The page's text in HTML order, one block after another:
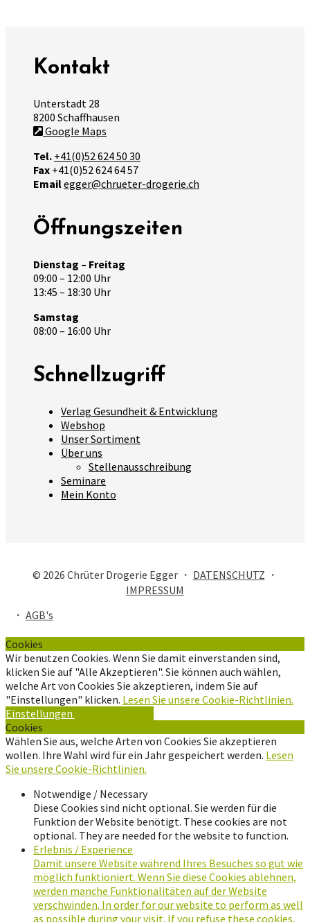
Kontakt
Unterstadt 28
8200 Schaffhausen
Google Maps
Tel. +41(0)52 624 50 30
Fax +41(0)52 624 64 57
Emailegger@chrueter-drogerie.ch
Öffnungszeiten
Dienstag – Freitag
09:00 – 12:00 Uhr
13:45 – 18:30 Uhr
Samstag
08:00 – 16:00 Uhr
Schnellzugriff
Verlag Gesundheit & Entwicklung
Webshop
Unser Sortiment
Über uns
Stellenausschreibung
Seminare
Mein Konto
© 2026 Chrüter Drogerie Egger ・ DATENSCHUTZ ・
IMPRESSUM
・ AGB's
Cookies
Wir benutzen Cookies. Wenn Sie damit einverstanden sind,
klicken Sie auf "Alle Akzeptieren". Sie können auch wählen,
welche Art von Cookies Sie akzeptieren, indem Sie auf
"Einstellungen" klicken. Lesen Sie unsere Cookie-Richtlinien.
Einstellungen
Cookies
Wählen Sie aus, welche Arten von Cookies Sie akzeptieren
wollen. Ihre Wahl wird für ein Jahr gespeichert werden. Lesen
Sie unsere Cookie-Richtlinien.
Notwendige / Necessary
Diese Cookies sind nicht optional. Sie werden für die
Funktion der Website benötigt. These cookies are not
optional. They are needed for the website to function.
Erlebnis / Experience
Damit unsere Website während Ihres Besuches so gut wie
möglich funktioniert. Wenn Sie diese Cookies ablehnen,
werden manche Funktionalitäten auf der Website
verschwinden. In order for our website to perform as well
as possible during your visit. If you refuse these cookies,